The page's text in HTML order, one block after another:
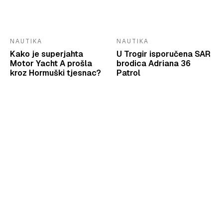
NAUTIKA
Kako je superjahta
Motor Yacht A prošla
kroz Hormuški tjesnac?
NAUTIKA
U Trogir isporučena SAR
brodica Adriana 36
Patrol